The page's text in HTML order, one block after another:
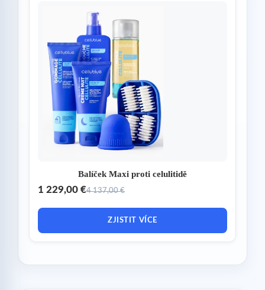
Balíček Maxi proti celulitidě
1 229,00 €4 137,00 €
ZJISTIT VÍCE